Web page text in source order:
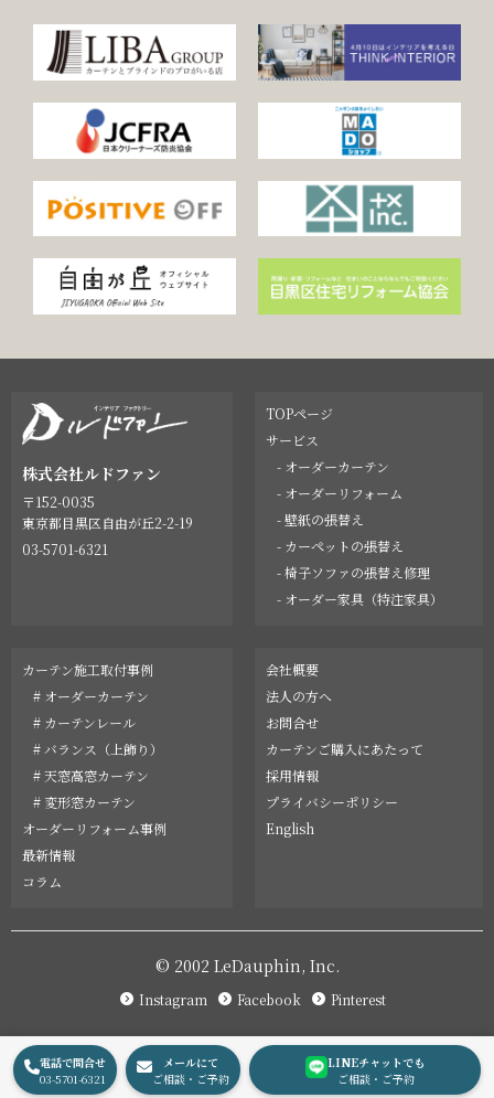
株式会社ルドファン
〒152-0035
東京都目黒区自由が丘2-2-19
03-5701-6321
TOPページ
サービス
- オーダーカーテン
- オーダーリフォーム
- 壁紙の張替え
- カーペットの張替え
- 椅子ソファの張替え修理
- オーダー家具（特注家具）
カーテン施工取付事例
# オーダーカーテン
# カーテンレール
# バランス（上飾り）
# 天窓高窓カーテン
# 変形窓カーテン
オーダーリフォーム事例
最新情報
コラム
会社概要
法人の方へ
お問合せ
カーテンご購入にあたって
採用情報
プライバシーポリシー
English
© 2002 LeDauphin, Inc.
Instagram Facebook Pinterest
電話で問合せ
03-5701-6321
メールにて
ご相談・ご予約
LINEチャットでも
ご相談・ご予約